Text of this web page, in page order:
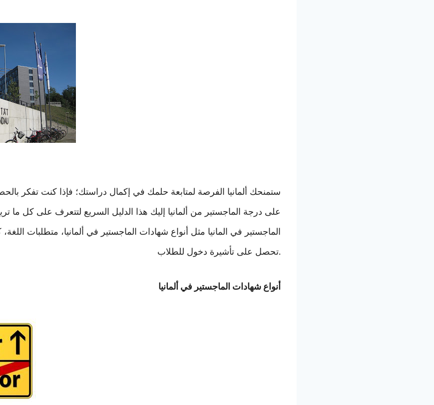
ستمنحك ألمانيا الفرصة لمتابعة حلمك في إكمال دراستك؛ فإذا كنت تفكر
على درجة الماجستير من ألمانيا إليك هذا الدليل السريع لتتعرف على كل ما
الماجستير في المانيا مثل أنواع شهادات الماجستير في ألمانيا، متطلبات
تحصل على تأشيرة دخول للطلاب.
أنواع شهادات الماجستير في ألمانيا